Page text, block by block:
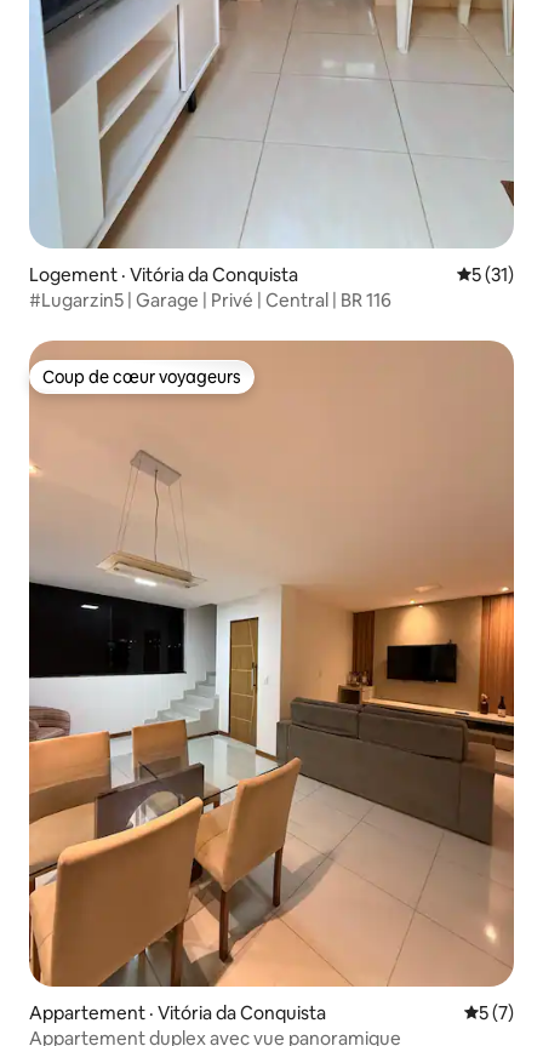
Logement · Vitória da Conquista Note
5 (31)
#Lugarzin5 | Garage | Privé | Central | BR 116
Coup de cœur voyageurs
Coup de cœur voyageurs
Appartement · Vitória da Conquista Note
5 (7)
Appartement duplex avec vue panoramique